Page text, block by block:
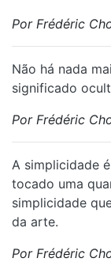
Por Frédéric
Não há nada
significado
Por Frédéric
A simplicidade
tocado uma
simplicidade
da arte.
Por Frédéric